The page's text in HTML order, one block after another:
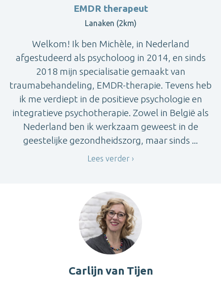
EMDR therapeut
Lanaken (2km)
Welkom! Ik ben Michèle, in Nederland
afgestudeerd als psycholoog in 2014, en sinds
2018 mijn specialisatie gemaakt van
traumabehandeling, EMDR-therapie. Tevens heb
ik me verdiept in de positieve psychologie en
integratieve psychotherapie. Zowel in België als
Nederland ben ik werkzaam geweest in de
geestelijke gezondheidszorg, maar sinds ...
Lees verder
Carlijn van Tijen